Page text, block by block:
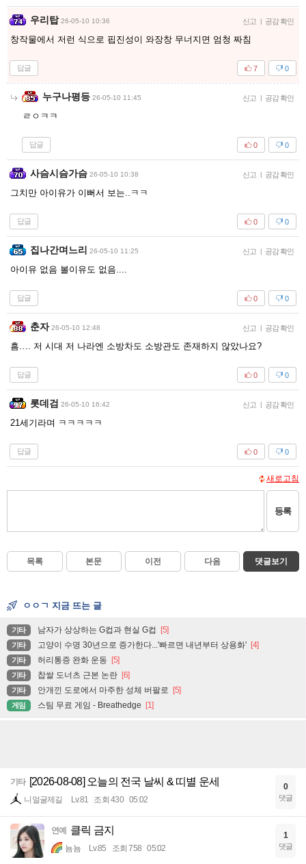
우리탑 26-05-10 10:36 신고 | 공감 확인
창작물에서 저런 식으로 핍진성이 와장창 무너지면 엄청 짜침
답글 0
7
누구나평등 26-05-10 11:45 신고 | 공감 확인
ㄹㅇㅋㅋ
답글 0
0
사슴시슴가슴 26-05-10 10:38 신고 | 공감 확인
그치만 아이유가 이뻐서 보는..ㅋㅋ
답글 0
0
집나간며느리 26-05-10 11:25 신고 | 공감 확인
아이유 없음 볼이유도 없음....
답글 0
0
춘자 26-05-10 12:48 신고 | 공감 확인
흠…. 저 시대 저 나라엔 소방차도 소방관도 존재하지 않았나요?
답글 0
0
롯데검 26-05-10 16:42 신고 | 공감 확인
21세기라며 ㅋㅋㅋㅋㅋ
답글 0
0
새로고침
등록
목록 본문 이전 다음 댓글보기
ㅇㅇㄱ 지금 뜨는 글
기타 남자가 상상하는 G컵과 현실 G컵 [5]
기타 고양이 수명 30년으로 증가한다...'빠르면 내년부터 상용화' [4]
기타 허리통증 완화 운동 [5]
기타 찹쌀 도너츠 근본 논란 [6]
기타 안개낀 도로에서 마주한 성체 버팔로 [5]
게임 스팀 무료 게임 - Breathedge [1]
기타 [2026-08-08] 오늘의 전국 날씨 & 띠별 운세
니얼굴제길 Lv.81 조회 430 05:02
0
댓글
연예 클릭 금지
뇸뇸 Lv.85 조회 758 05:02
1
댓글